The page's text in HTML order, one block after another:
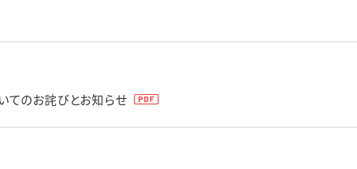
てのお詫びとお知らせ